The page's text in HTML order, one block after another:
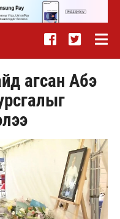
агсан Абэ